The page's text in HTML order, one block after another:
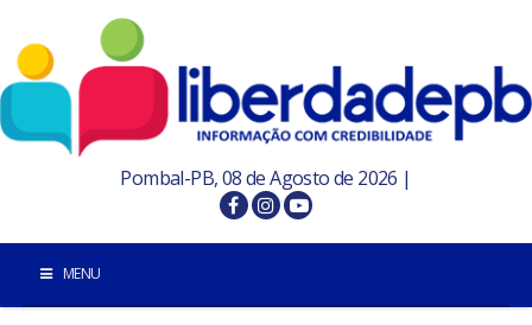
Pombal-PB, 08 de Agosto de 2026 |
MENU